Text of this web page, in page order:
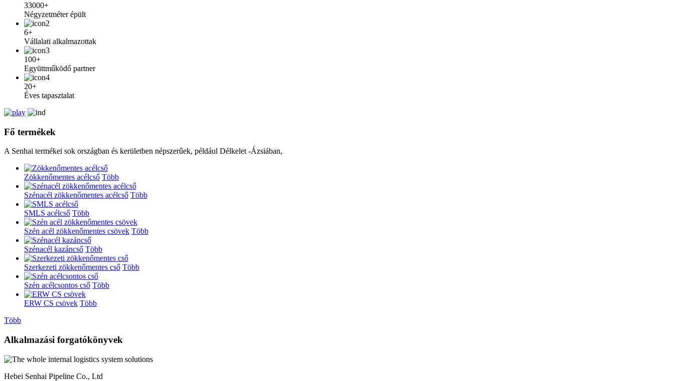
33000+
Négyzetméter épült
6+
Vállalati alkalmazottak
100+
Együttműködő partner
20+
Éves tapasztalat
Fő termékek
A Senhai termékei sok országban és kerületben népszerűek, például Délkelet -Ázsiában,
Zökkenőmentes acélcső Több
Szénacél zökkenőmentes acélcső Több
SMLS acélcső Több
Szén acél zökkenőmentes csövek Több
Szénacél kazáncső Több
Szerkezeti zökkenőmentes cső Több
Szén acélcsontos cső Több
ERW CS csövek Több
Több
Alkalmazási forgatókönyvek
Hebei Senhai Pipeline Co., Ltd